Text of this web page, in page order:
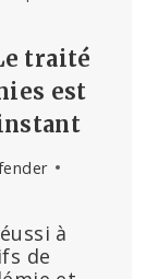
traité
est
à
de